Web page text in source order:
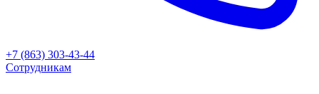
+7 (863) 303-43-44
Сотрудникам